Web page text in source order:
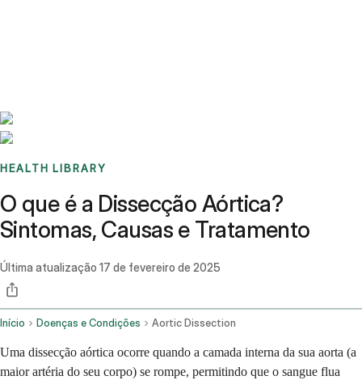
HEALTH LIBRARY
O que é a Dissecção Aórtica?
Sintomas, Causas e Tratamento
Última atualização 17 de fevereiro de 2025
Início Doenças e Condições Aortic Dissection
Uma dissecção aórtica ocorre quando a camada interna da sua aorta (a
maior artéria do seu corpo) se rompe, permitindo que o sangue flua